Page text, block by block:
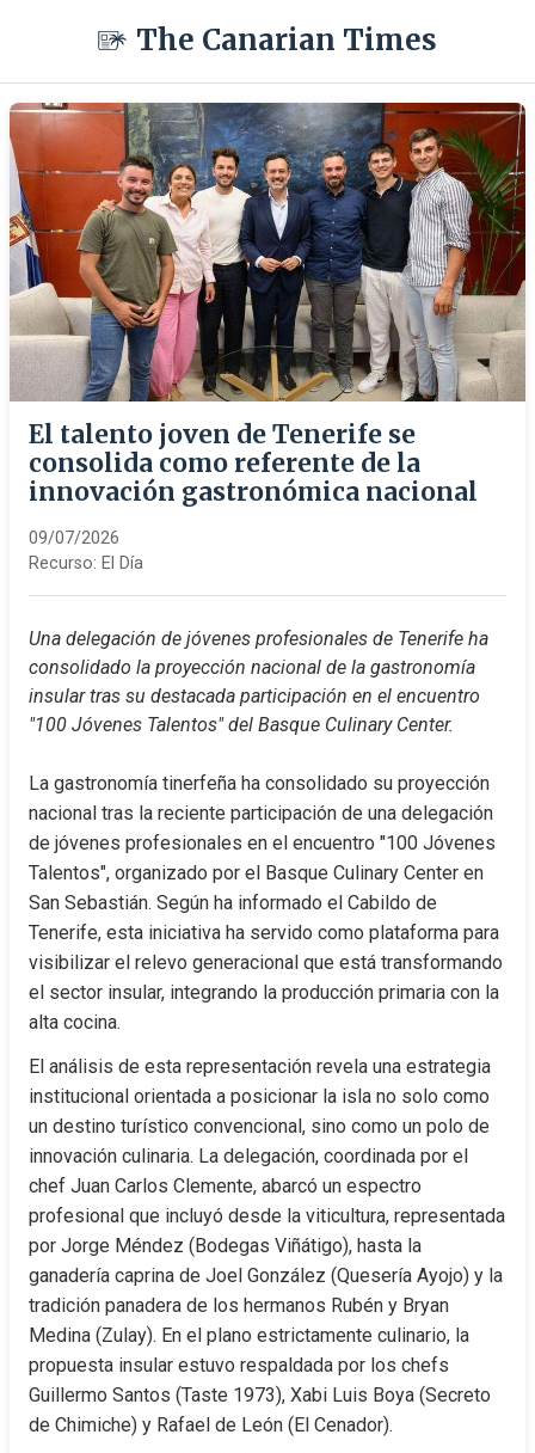
The Canarian Times
El talento joven de Tenerife se
consolida como referente de la
innovación gastronómica nacional
09/07/2026
Recurso: El Día
Una delegación de jóvenes profesionales de Tenerife ha
consolidado la proyección nacional de la gastronomía
insular tras su destacada participación en el encuentro
"100 Jóvenes Talentos" del Basque Culinary Center.
La gastronomía tinerfeña ha consolidado su proyección
nacional tras la reciente participación de una delegación
de jóvenes profesionales en el encuentro "100 Jóvenes
Talentos", organizado por el Basque Culinary Center en
San Sebastián. Según ha informado el Cabildo de
Tenerife, esta iniciativa ha servido como plataforma para
visibilizar el relevo generacional que está transformando
el sector insular, integrando la producción primaria con la
alta cocina.
El análisis de esta representación revela una estrategia
institucional orientada a posicionar la isla no solo como
un destino turístico convencional, sino como un polo de
innovación culinaria. La delegación, coordinada por el
chef Juan Carlos Clemente, abarcó un espectro
profesional que incluyó desde la viticultura, representada
por Jorge Méndez (Bodegas Viñátigo), hasta la
ganadería caprina de Joel González (Quesería Ayojo) y la
tradición panadera de los hermanos Rubén y Bryan
Medina (Zulay). En el plano estrictamente culinario, la
propuesta insular estuvo respaldada por los chefs
Guillermo Santos (Taste 1973), Xabi Luis Boya (Secreto
de Chimiche) y Rafael de León (El Cenador).